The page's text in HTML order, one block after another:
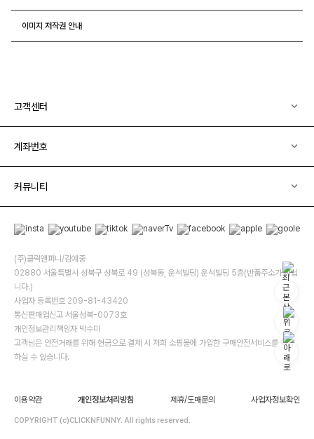
이미지 저작권 안내
고객센터
계좌번호
커뮤니티
(주)클릭앤퍼니/김예중
02880 서울특별시 성북구 성북로 49 (성북동, 운석빌딩) 운석빌딩 5층(반품주소가 아닙
니다.)
사업자 등록번호 209-81-43420
통신판매업신고 서울성북-0073호
개인정보관리책임자 박수미
고객님은 안전거래를 위해 현금으로 결제 시 저희 소핑몰에 가입한 구매안전서비스를 이용
하실 수 있습니다.
이용약관 개인정보처리방침 제휴/도매문의 사업자정보확인
COPYRIGHT (c)CLICKNFUNNY. All rights reserved.